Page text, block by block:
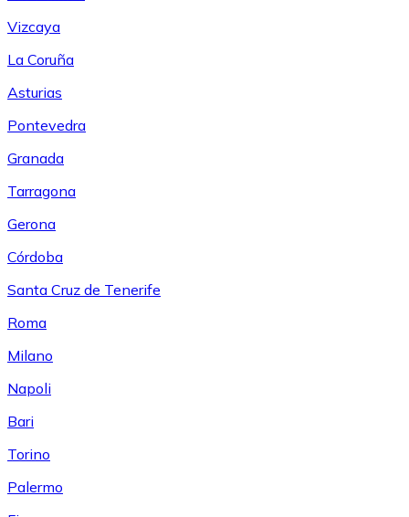
Vizcaya
La Coruña
Asturias
Pontevedra
Granada
Tarragona
Gerona
Córdoba
Santa Cruz de Tenerife
Roma
Milano
Napoli
Bari
Torino
Palermo